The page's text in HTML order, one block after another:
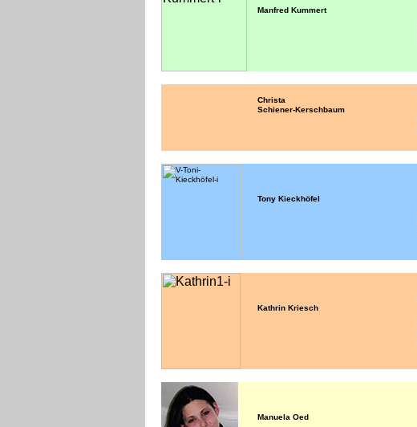
Manfred Kummert
Christa
Schiener-Kerschbaum
Tony Kieckhöfel
Kathrin Kriesch
Manuela Oed